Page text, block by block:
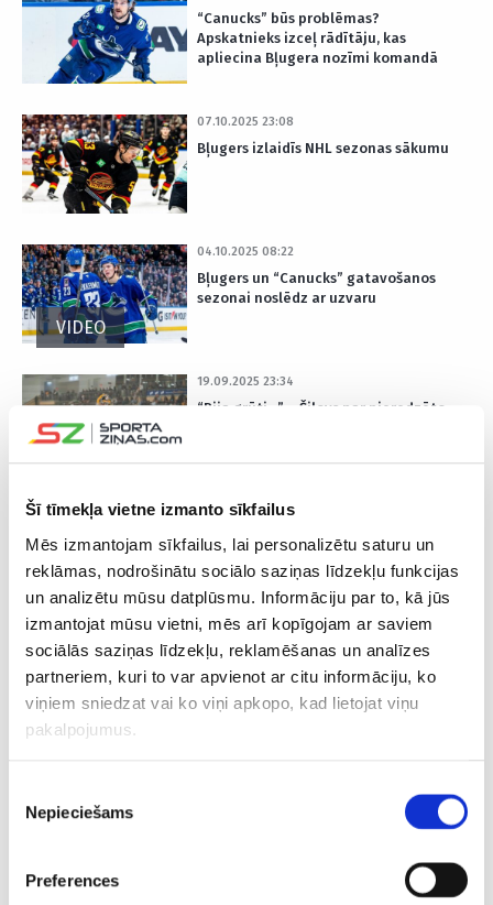
Šī tīmekļa vietne izmanto sīkfailus
Mēs izmantojam sīkfailus, lai personalizētu saturu un
reklāmas, nodrošinātu sociālo saziņas līdzekļu funkcijas
un analizētu mūsu datplūsmu. Informāciju par to, kā jūs
izmantojat mūsu vietni, mēs arī kopīgojam ar saviem
sociālās saziņas līdzekļu, reklamēšanas un analīzes
partneriem, kuri to var apvienot ar citu informāciju, ko
viņiem sniedzat vai ko viņi apkopo, kad lietojat viņu
pakalpojumus.
izvēle
Nepieciešams
Preferences
“Canucks” būs problēmas?
Apskatnieks izceļ rādītāju, kas
apliecina Bļugera nozīmi komandā
07.10.2025 23:08
Bļugers izlaidīs NHL sezonas sākumu
VIDEO
04.10.2025 08:22
Bļugers un “Canucks” gatavošanos
sezonai noslēdz ar uzvaru
19.09.2025 23:34
“Bija grūti…” – Šilovs par pieredzēto
18.09.2025 10:10
“Canucks” ģenerālmenedžeris atklāj,
ar kādām grūtībām šovasar saskārās
Ravinskis
31.07.2025 17:24
“Ja paskatāmies uz šo scenāriju…” –
NHL skauts saprot “Canucks” lēmumu
aizmainīt Šilovu
Apskatnieks par Bļugera iespējamo
aizmainīšanu: Pagaidām viņš var